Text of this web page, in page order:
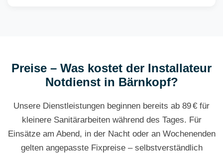
Preise – Was kostet der Installateur
Notdienst in Bärnkopf?
Unsere Dienstleistungen beginnen bereits ab 89 € für
kleinere Sanitärarbeiten während des Tages. Für
Einsätze am Abend, in der Nacht oder an Wochenenden
gelten angepasste Fixpreise – selbstverständlich